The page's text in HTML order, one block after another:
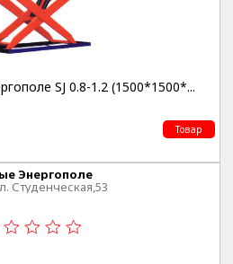
SJ 0.8-1.2 (1500*1500*...
Товар
Энергополе
Студенческая,53